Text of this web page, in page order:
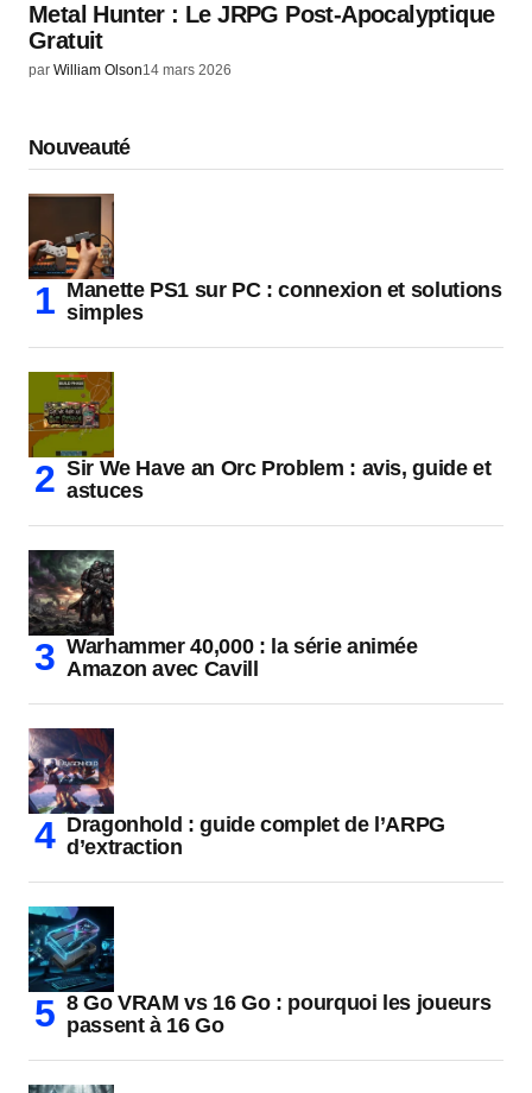
Metal Hunter : Le JRPG Post-Apocalyptique
Gratuit
par William Olson14 mars 2026
Nouveauté
Manette PS1 sur PC : connexion et solutions
simples
Sir We Have an Orc Problem : avis, guide et
astuces
Warhammer 40,000 : la série animée
Amazon avec Cavill
Dragonhold : guide complet de l’ARPG
d’extraction
8 Go VRAM vs 16 Go : pourquoi les joueurs
passent à 16 Go